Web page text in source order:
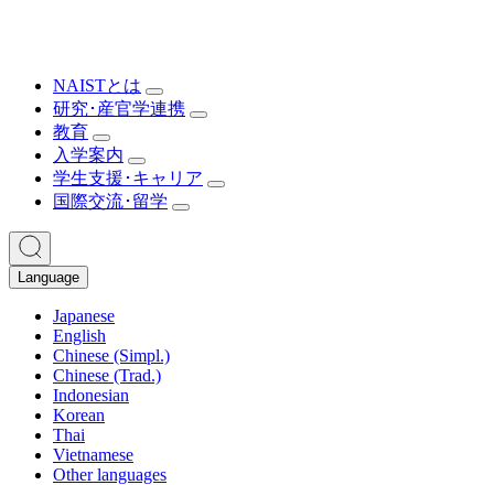
NAISTとは
研究･産官学連携
教育
入学案内
学生支援･キャリア
国際交流･留学
Language
Japanese
English
Chinese (Simpl.)
Chinese (Trad.)
Indonesian
Korean
Thai
Vietnamese
Other languages